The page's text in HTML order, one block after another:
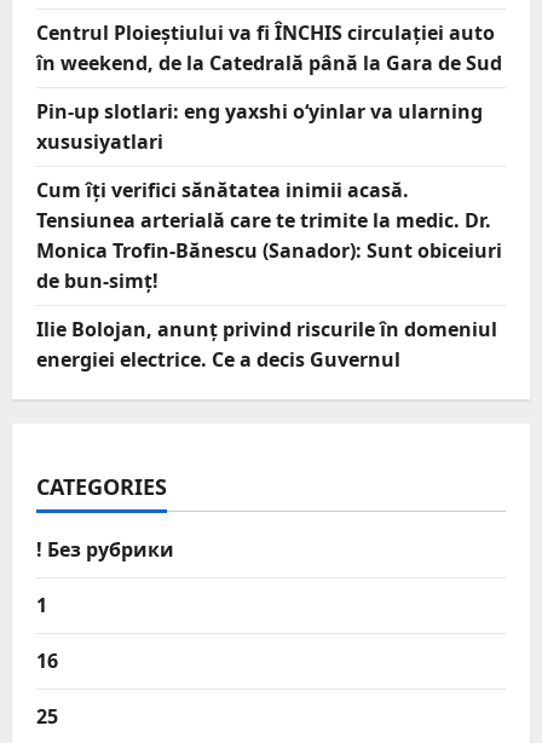
Centrul Ploieștiului va fi ÎNCHIS circulației auto
în weekend, de la Catedrală până la Gara de Sud
Pin-up slotlari: eng yaxshi o‘yinlar va ularning
xususiyatlari
Cum îți verifici sănătatea inimii acasă.
Tensiunea arterială care te trimite la medic. Dr.
Monica Trofin-Bănescu (Sanador): Sunt obiceiuri
de bun-simț!
Ilie Bolojan, anunț privind riscurile în domeniul
energiei electrice. Ce a decis Guvernul
CATEGORIES
! Без рубрики
1
16
25